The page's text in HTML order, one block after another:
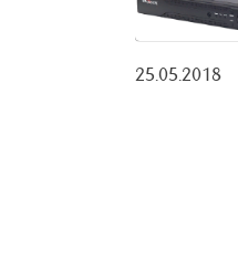
25.05.2018